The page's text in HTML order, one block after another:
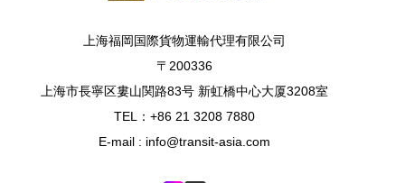
上海福岡国際貨物運輸代理有限公司
〒200336
上海市長寧区婁山関路83号 新虹橋中心大厦3208室
TEL：+86 21 3208 7880
E-mail : info@transit-asia.com